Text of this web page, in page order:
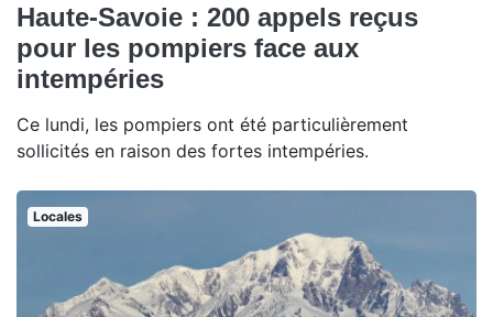
Haute-Savoie : 200 appels reçus
pour les pompiers face aux
intempéries
Ce lundi, les pompiers ont été particulièrement
sollicités en raison des fortes intempéries.
Locales